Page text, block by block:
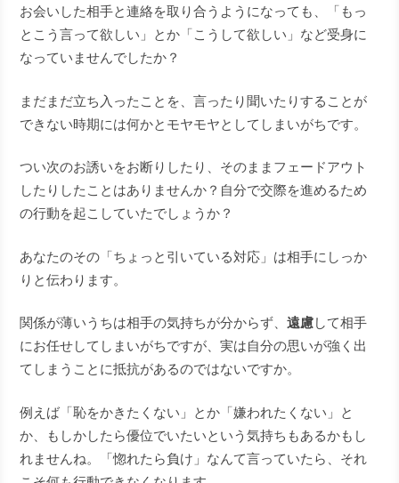
お会いした相手と連絡を取り合うようになっても、「もっ
とこう言って欲しい」とか「こうして欲しい」など受身に
なっていませんでしたか？
まだまだ立ち入ったことを、言ったり聞いたりすることが
できない時期には何かとモヤモヤとしてしまいがちです。
つい次のお誘いをお断りしたり、そのままフェードアウト
したりしたことはありませんか？自分で交際を進めるため
の行動を起こしていたでしょうか？
あなたのその「ちょっと引いている対応」は相手にしっか
りと伝わります。
関係が薄いうちは相手の気持ちが分からず、遠慮して相手
にお任せしてしまいがちですが、実は自分の思いが強く出
てしまうことに抵抗があるのではないですか。
例えば「恥をかきたくない」とか「嫌われたくない」と
か、もしかしたら優位でいたいという気持ちもあるかもし
れませんね。「惚れたら負け」なんて言っていたら、それ